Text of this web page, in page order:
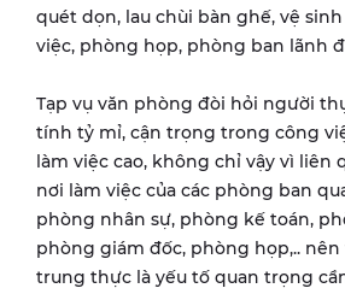
quét dọn, lau chùi bàn ghế, vệ
việc, phòng họp, phòng ban lãnh
Tạp vụ văn phòng đòi hỏi người
tính tỷ mỉ, cận trọng trong công
làm việc cao, không chỉ vậy vì liên
nơi làm việc của các phòng ban
phòng nhân sự, phòng kế toán,
phòng giám đốc, phòng họp,..
trung thực là yếu tố quan trọng